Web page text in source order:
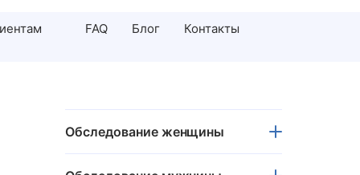
Андрология
FAQ Блог Контакты
Обследование женщины